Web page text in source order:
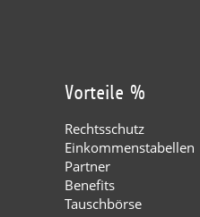
Vorteile %
Rechtsschutz
Einkommenstabellen
Partner
Benefits
Tauschbörse